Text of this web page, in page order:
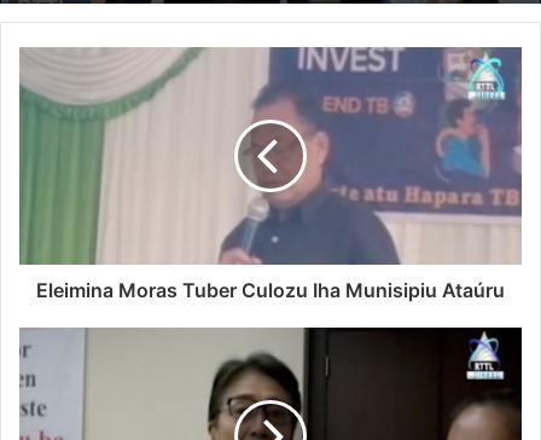
Eleimina Moras Tuber Culozu Iha Munisipiu Ataúru